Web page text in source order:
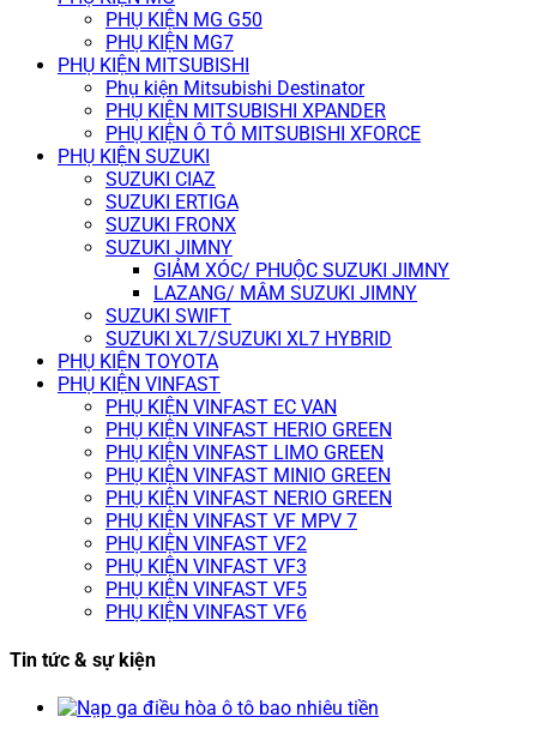
PHỤ KIỆN MG G50
PHỤ KIỆN MG7
PHỤ KIỆN MITSUBISHI
Phụ kiện Mitsubishi Destinator
PHỤ KIỆN MITSUBISHI XPANDER
PHỤ KIỆN Ô TÔ MITSUBISHI XFORCE
PHỤ KIỆN SUZUKI
SUZUKI CIAZ
SUZUKI ERTIGA
SUZUKI FRONX
SUZUKI JIMNY
GIẢM XÓC/ PHUỘC SUZUKI JIMNY
LAZANG/ MÂM SUZUKI JIMNY
SUZUKI SWIFT
SUZUKI XL7/SUZUKI XL7 HYBRID
PHỤ KIỆN TOYOTA
PHỤ KIỆN VINFAST
PHỤ KIỆN VINFAST EC VAN
PHỤ KIỆN VINFAST HERIO GREEN
PHỤ KIỆN VINFAST LIMO GREEN
PHỤ KIỆN VINFAST MINIO GREEN
PHỤ KIỆN VINFAST NERIO GREEN
PHỤ KIỆN VINFAST VF MPV 7
PHỤ KIỆN VINFAST VF2
PHỤ KIỆN VINFAST VF3
PHỤ KIỆN VINFAST VF5
PHỤ KIỆN VINFAST VF6
Tin tức & sự kiện